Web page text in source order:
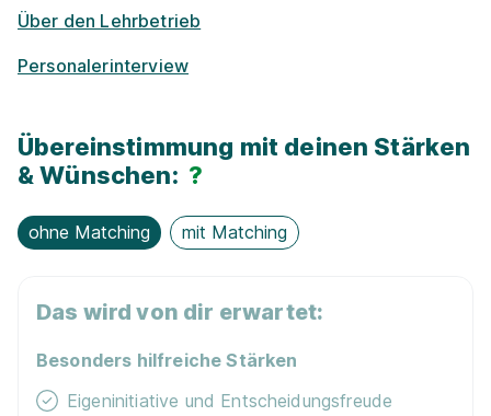
Lehre als Nutzfahrzeugtechniker/-in mit
Österreich GesmbH
24.08.2026
1.071 - 2.152 € pro Monat
Schnellbewerbung
Über den Lehrbetrieb
Personalerinterview
Übereinstimmung mit deinen Stärken
& Wünschen: ?
ohne Matching mit Matching
Das wird von dir erwartet:
Besonders hilfreiche Stärken
Eigeninitiative und Entscheidungsfreude